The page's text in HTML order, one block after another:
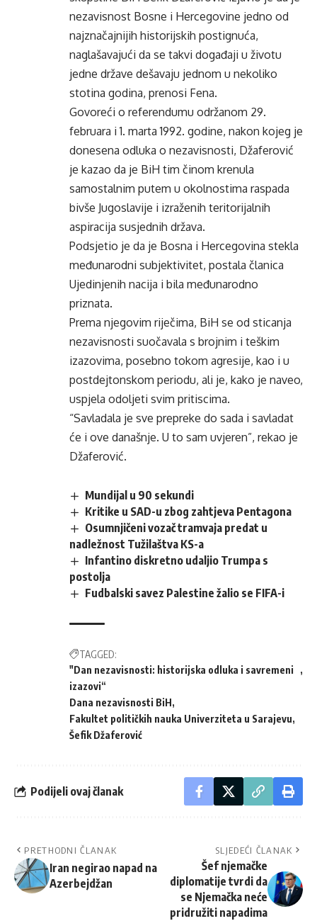
nezavisnost Bosne i Hercegovine jedno od
najznačajnijih historijskih postignuća,
naglašavajući da se takvi događaji u životu
jedne države dešavaju jednom u nekoliko
stotina godina, prenosi Fena.
Govoreći o referendumu održanom 29.
februara i 1. marta 1992. godine, nakon kojeg je
donesena odluka o nezavisnosti, Džaferović
je kazao da je BiH tim činom krenula
samostalnim putem u okolnostima raspada
bivše Jugoslavije i izraženih teritorijalnih
aspiracija susjednih država.
Podsjetio je da je Bosna i Hercegovina stekla
međunarodni subjektivitet, postala članica
Ujedinjenih nacija i bila međunarodno
priznata.
Prema njegovim riječima, BiH se od sticanja
nezavisnosti suočavala s brojnim i teškim
izazovima, posebno tokom agresije, kao i u
postdejtonskom periodu, ali je, kako je naveo,
uspjela odoljeti svim pritiscima.
“Savladala je sve prepreke do sada i savladat
će i ove današnje. U to sam uvjeren”, rekao je
Džaferović.
Mundijal u 90 sekundi
Kritike u SAD-u zbog zahtjeva Pentagona
Osumnjičeni vozač tramvaja predat u
nadležnost Tužilaštva KS-a
Infantino diskretno udaljio Trumpa s
postolja
Fudbalski savez Palestine žalio se FIFA-i
TAGGED:
"Dan nezavisnosti: historijska odluka i savremeni
izazovi“
Dana nezavisnosti BiH
Fakultet političkih nauka Univerziteta u Sarajevu
Šefik Džaferović
Podijeli ovaj članak
PRETHODNI ČLANAK
Iran negirao napad na
Azerbejdžan
SLJEDEĆI ČLANAK
Šef njemačke
diplomatije tvrdi da
se Njemačka neće
pridružiti napadima